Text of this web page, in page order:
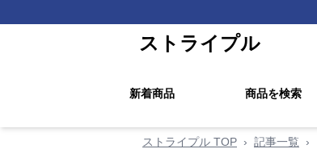
ストライプル
新着商品 商品を検索
ストライプル TOP › 記事一覧 ›